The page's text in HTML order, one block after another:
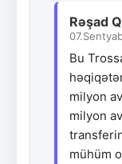
Rəşad
Bu
milyon
milyon
mühüm